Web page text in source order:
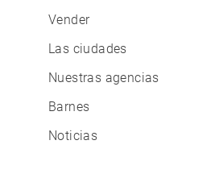
Vender
Las ciudades
Nuestras agencias
Barnes
Noticias